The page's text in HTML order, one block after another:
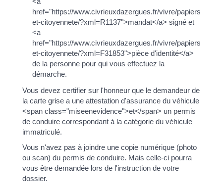
href="https://www.civrieuxdazergues.fr/vivre/papiers-
et-citoyennete/?xml=R1137">mandat</a> signé et
<a
href="https://www.civrieuxdazergues.fr/vivre/papiers-
et-citoyennete/?xml=F31853">pièce d'identité</a>
de la personne pour qui vous effectuez la
démarche.
Vous devez certifier sur l'honneur que le demandeur de
la carte grise a une attestation d'assurance du véhicule
<span class="miseenevidence">et</span> un permis
de conduire correspondant à la catégorie du véhicule
immatriculé.
Vous n'avez pas à joindre une copie numérique (photo
ou scan) du permis de conduire. Mais celle-ci pourra
vous être demandée lors de l'instruction de votre
dossier.